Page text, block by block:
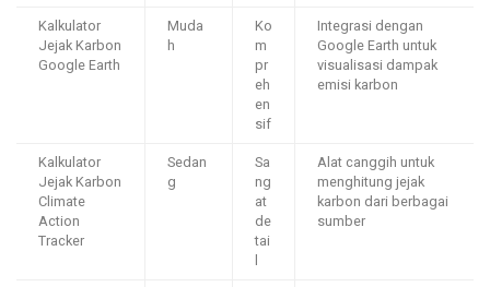
Kalkulator
Jejak Karbon
Google Earth
Muda
h
Ko
m
pr
eh
en
sif
Integrasi dengan
Google Earth untuk
visualisasi dampak
emisi karbon
Kalkulator
Jejak Karbon
Climate
Action
Tracker
Sedan
g
Sa
ng
at
de
tai
l
Alat canggih untuk
menghitung jejak
karbon dari berbagai
sumber